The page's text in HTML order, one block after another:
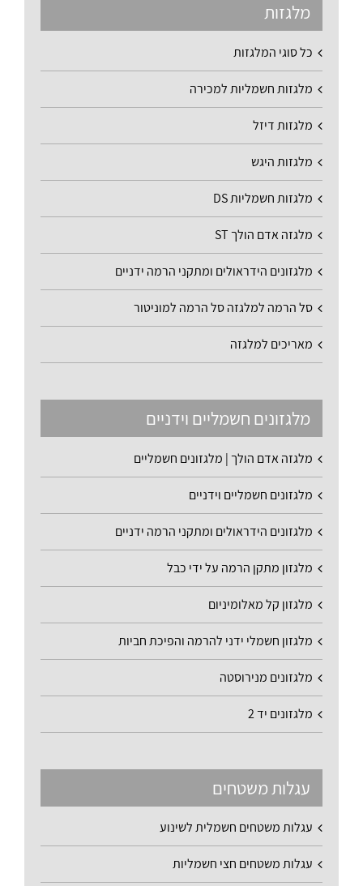
מלגזות
כל סוגי המלגזות
מלגזות חשמליות למכירה
מלגזות דיזל
מלגזות היגש
מלגזות חשמליות DS
מלגזה אדם הולך ST
מלגזונים הידראולים ומתקני הרמה ידניים
סל הרמה למלגזה סל הרמה למוניטור
מאריכים למלגזה
מלגזונים חשמליים וידניים
מלגזה אדם הולך | מלגזונים חשמליים
מלגזונים חשמליים וידניים
מלגזונים הידראולים ומתקני הרמה ידניים
מלגזון מתקן הרמה על ידי כבל
מלגזון קל מאלומיניום
מלגזון חשמלי ידני להרמה והפיכת חביות
מלגזונים מנירוסטה
מלגזונים יד 2
עגלות משטחים
עגלות משטחים חשמלית לשינוע
עגלות משטחים חצי חשמליות